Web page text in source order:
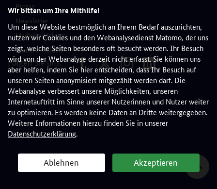
Wir bitten um Ihre Mithilfe!
Um diese Website bestmöglich an Ihrem Bedarf auszurichten,
nutzen wir Cookies und den Webanalysedienst Matomo, der uns
zeigt, welche Seiten besonders oft besucht werden. Ihr Besuch
wird von der Webanalyse derzeit nicht erfasst. Sie können uns
aber helfen, indem Sie hier entscheiden, dass Ihr Besuch auf
unseren Seiten anonymisiert mitgezählt werden darf. Die
Webanalyse verbessert unsere Möglichkeiten, unseren
Internetauftritt im Sinne unserer Nutzerinnen und Nutzer weiter
zu optimieren. Es werden keine Daten an Dritte weitergegeben.
Weitere Informationen hierzu finden Sie in unserer
Datenschutzerklärung.
Ablehnen Akzeptieren
Presse
Newsletter
Medienplattform
Barriere melden
Folgen Sie uns: